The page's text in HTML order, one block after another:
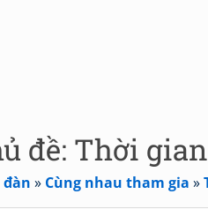
đề: Thời
đàn » Cùng nhau tham gia »